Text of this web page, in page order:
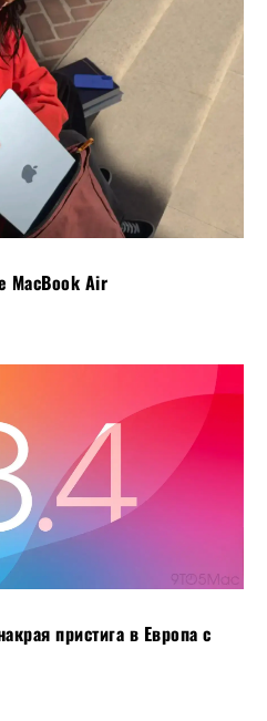
MacBook Air
пристига в Европа с